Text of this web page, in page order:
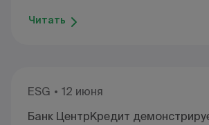
Читать
ESG
12 июня
Банк ЦентрКредит